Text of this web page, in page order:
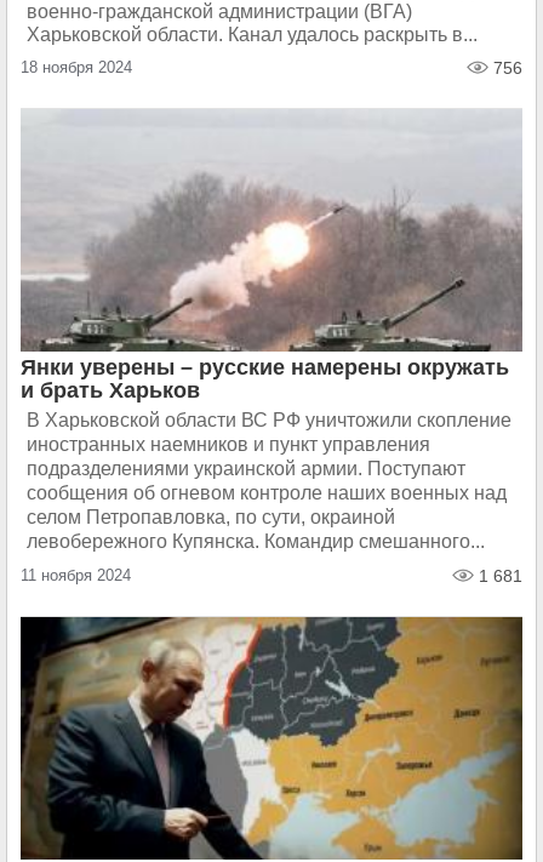
военно-гражданской администрации (ВГА)
Харьковской области. Канал удалось раскрыть в...
18 ноября 2024 756
Янки уверены – русские намерены окружать
и брать Харьков
В Харьковской области ВС РФ уничтожили скопление
иностранных наемников и пункт управления
подразделениями украинской армии. Поступают
сообщения об огневом контроле наших военных над
селом Петропавловка, по сути, окраиной
левобережного Купянска. Командир смешанного...
11 ноября 2024 1 681